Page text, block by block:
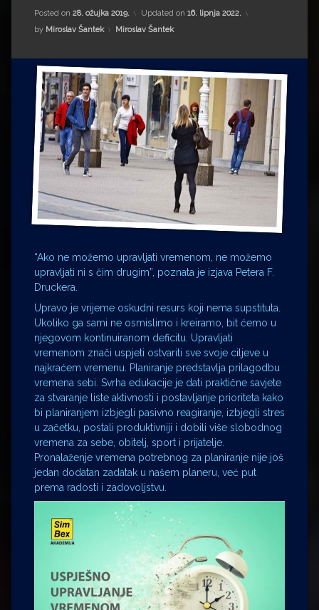
Drugi autori
Drugi autori
Matea Andrić
Ljiljana Lekanić-Kljaić
Željko Krznarić
Mario Lovreković
Miroslav Šantek
Posted on 28. ožujka 2019. Updated on 16. lipnja 2022.
by Miroslav Šantek Kategorije:
Miroslav Šantek
“Ako ne možemo upravljati vremenom, ne možemo
upravljati ni s čim drugim”, poznata je izjava Petera F.
Druckera.
Upravo je vrijeme oskudni resurs koji nema supstituta.
Ukoliko ga sami ne osmislimo i kreiramo, bit ćemo u
njegovom kontinuiranom deficitu. Upravljati
vremenom znači uspjeti ostvariti sve svoje ciljeve u
najkraćem vremenu. Planiranje predstavlja prilagodbu
vremena sebi. Svrha edukacije je dati praktične savjete
za stvaranje liste aktivnosti i postavljanje prioriteta kako
bi planiranjem izbjegli pasivno reagiranje, izbjegli stres
u začetku, postali produktivniji i dobili više slobodnog
vremena za sebe, obitelj, sport i prijatelje.
Pronalaženje vremena potrebnog za planiranje nije još
jedan dodatan zadatak u našem planeru, već put
prema radosti i zadovoljstvu.